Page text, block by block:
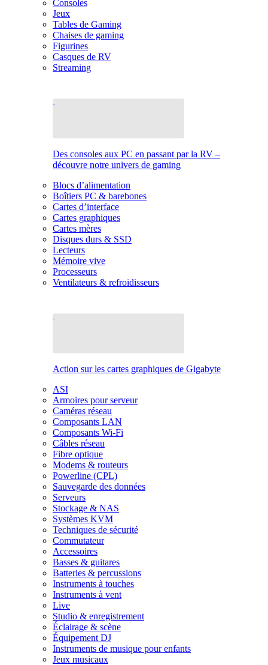
Consoles
Jeux
Tables de Gaming
Chaises de gaming
Figurines
Casques de RV
Streaming
Des consoles aux PC en passant par la RV –
découvre notre univers de gaming
Blocs d’alimentation
Boîtiers PC & barebones
Cartes d’interface
Cartes graphiques
Cartes mères
Disques durs & SSD
Lecteurs
Mémoire vive
Processeurs
Ventilateurs & refroidisseurs
Action sur les cartes graphiques de Gigabyte
ASI
Armoires pour serveur
Caméras réseau
Composants LAN
Composants Wi-Fi
Câbles réseau
Fibre optique
Modems & routeurs
Powerline (CPL)
Sauvegarde des données
Serveurs
Stockage & NAS
Systèmes KVM
Techniques de sécurité
Commutateur
Accessoires
Basses & guitares
Batteries & percussions
Instruments à touches
Instruments à vent
Live
Studio & enregistrement
Éclairage & scène
Équipement DJ
Instruments de musique pour enfants
Jeux musicaux